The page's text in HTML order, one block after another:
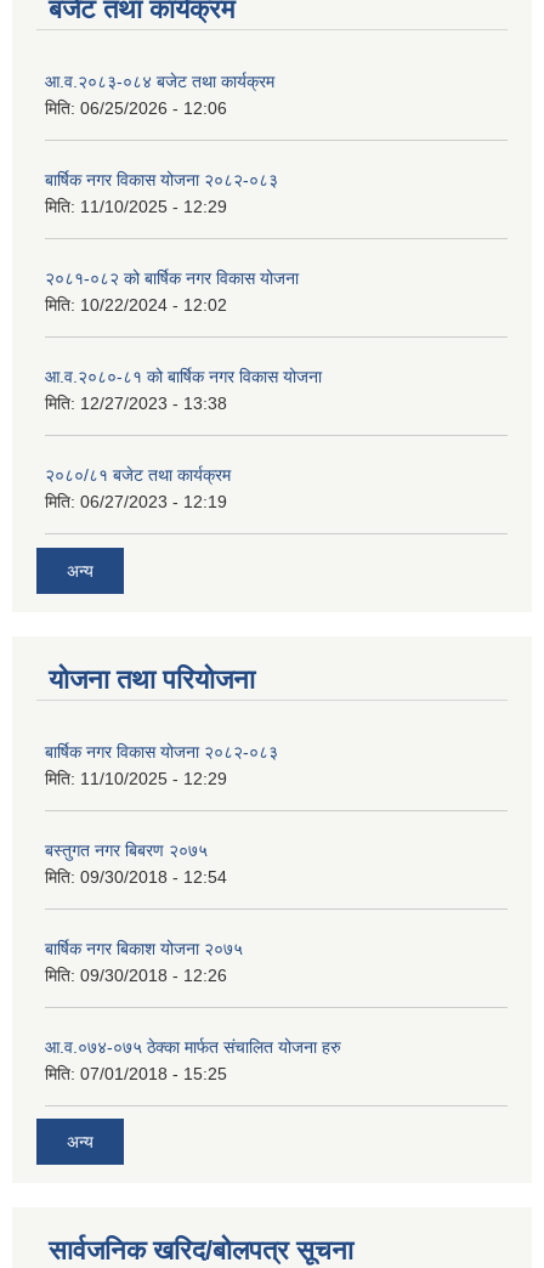
बजेट तथा कार्यक्रम
आ.व.२०८३-०८४ बजेट तथा कार्यक्रम
मिति: 06/25/2026 - 12:06
बार्षिक नगर विकास योजना २०८२-०८३
मिति: 11/10/2025 - 12:29
२०८१-०८२ को बार्षिक नगर विकास योजना
मिति: 10/22/2024 - 12:02
आ.व.२०८०-८१ को बार्षिक नगर विकास योजना
मिति: 12/27/2023 - 13:38
२०८०/८१ बजेट तथा कार्यक्रम
मिति: 06/27/2023 - 12:19
अन्य
योजना तथा परियोजना
बार्षिक नगर विकास योजना २०८२-०८३
मिति: 11/10/2025 - 12:29
बस्तुगत नगर बिबरण २०७५
मिति: 09/30/2018 - 12:54
बार्षिक नगर बिकाश योजना २०७५
मिति: 09/30/2018 - 12:26
आ.व.०७४-०७५ ठेक्का मार्फत संचालित योजना हरु
मिति: 07/01/2018 - 15:25
अन्य
सार्वजनिक खरिद/बोलपत्र सूचना